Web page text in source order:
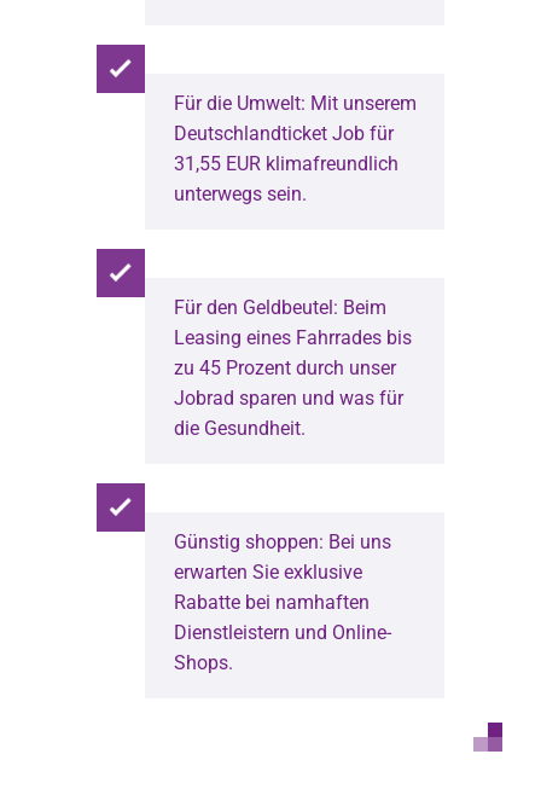
Für die Umwelt: Mit unserem
Deutschlandticket Job für
31,55 EUR klimafreundlich
unterwegs sein.
Für den Geldbeutel: Beim
Leasing eines Fahrrades bis
zu 45 Prozent durch unser
Jobrad sparen und was für
die Gesundheit.
Günstig shoppen: Bei uns
erwarten Sie exklusive
Rabatte bei namhaften
Dienstleistern und Online-
Shops.